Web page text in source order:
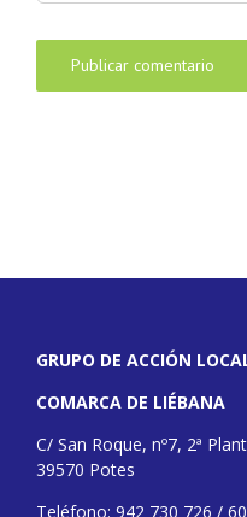
GRUPO DE ACCIÓN
COMARCA DE LIÉBANA
C/ San Roque, nº7, 2ª
39570 Potes
Teléfono: 942 730 726 /